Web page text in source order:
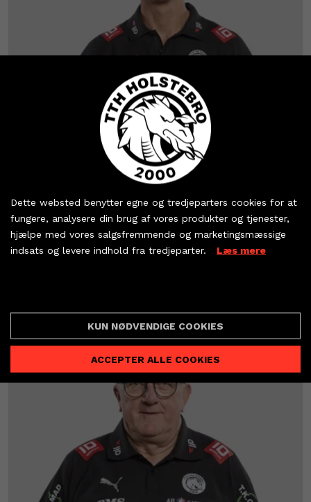
Køb dine billetter og
dine partnerbilletter
KØB BILLET
Søren
Rasmussen
MÅLMANDSTRÆNER
Dette websted benytter egne og tredjeparters cookies for at
fungere, analysere din brug af vores produkter og tjenester,
hjælpe med vores salgsfremmende og marketingsmæssige
indsats og levere indhold fra tredjeparter. Læs mere
KUN NØDVENDIGE COOKIES
ACCEPTER ALLE COOKIES